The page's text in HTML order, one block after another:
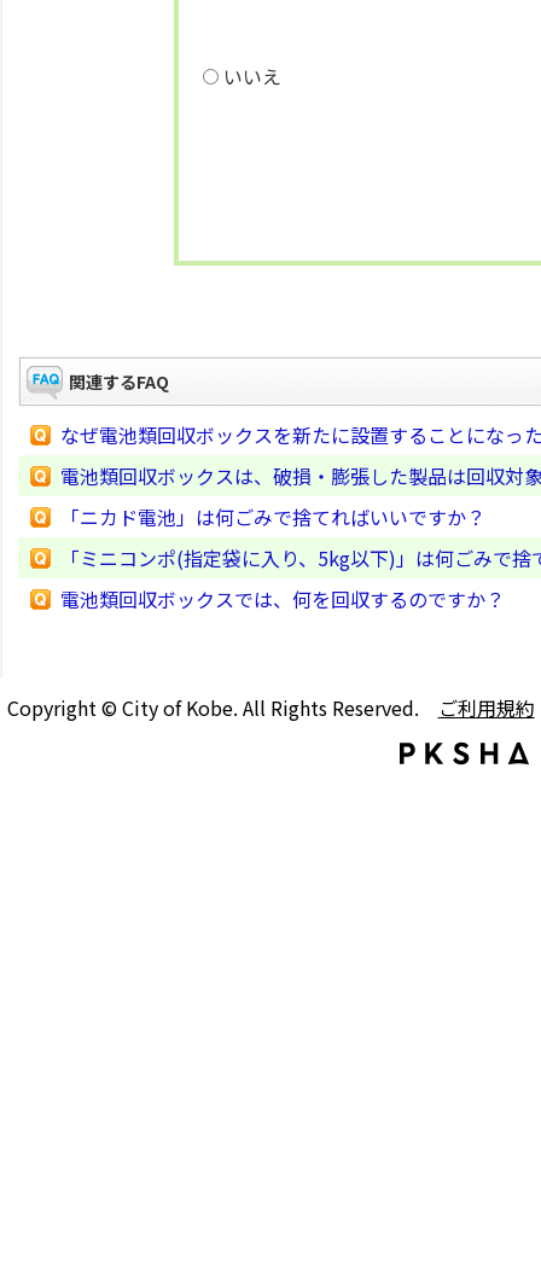
いいえ
関連するFAQ
なぜ電池類回収ボックスを新たに設置することになっ
電池類回収ボックスは、破損・膨張した製品は回収対
「ニカド電池」は何ごみで捨てればいいですか？
「ミニコンポ(指定袋に入り、5kg以下)」は何ごみで
電池類回収ボックスでは、何を回収するのですか？
Copyright © City of Kobe. All Rights Reserved. ご利用規約